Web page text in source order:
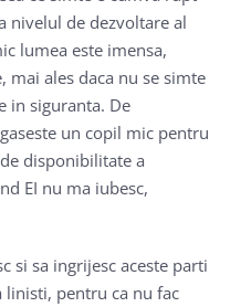
nivelul de dezvoltare al
lumea este imensa,
mai ales daca nu se simte
in siguranta. De
un copil mic pentru
disponibilitate a
EI nu ma iubesc,
si sa ingrijesc aceste parti
linisti, pentru ca nu fac